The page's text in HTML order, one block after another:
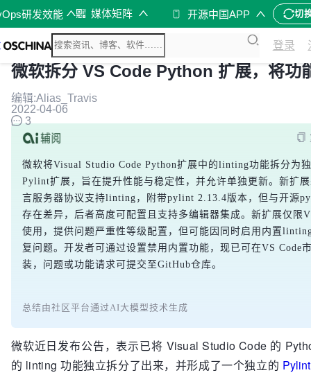
研发效能 媒体矩阵 开源中国APP 切
登录
微软拆分 VS Code Python 扩展，将功
编辑:Alias_Travis
2022-04-06
3
微软将Visual Studio Code Python扩展中的linting功能拆分为
Pylint扩展，旨在提升性能与稳定性，并允许单独更新。新扩
言服务器协议支持linting，附带pylint 2.13.4版本，但与开源
存在差异，后者高度可配置且支持多编辑器集成。新扩展仅限
使用，提供问题严重性等级配置，但可能因同时启用内置
复问题。开发者可通过设置禁用内置功能，现已可在VS Code
装，问题或功能请求可提交至GitHub仓库。
总结由社区平台通过AI大模型技术生成
微软近日发布公告，表示已将 Visual Studio Code 的
的 linting 功能独立拆分了出来，并形成了一个独立的 Pylint